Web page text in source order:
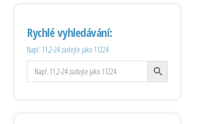
Rychlé vyhledávání:
Např. 11,2-24 zadejte jako 11224